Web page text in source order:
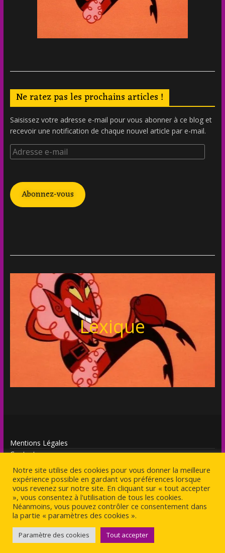
Ne ratez pas les prochains articles !
Saisissez votre adresse e-mail pour vous abonner à ce blog et
recevoir une notification de chaque nouvel article par e-mail.
Abonnez-vous
Lexique
Mentions Légales
Contact
Copyright © 2026Antagoniste. Tous droits réservés.
Theme
ColorMag
Notre site utilise des cookies pour vous donner la meilleure
expérience possible en gardant vos préférences lorsque
vous revenez sur notre site. En cliquant sur « tout accepter
», vous consentez à l'utilisation de tous les cookies.
Néanmoins, vous pouvez contrôler ce consentement dans
la partie « paramètres des cookies ».
Paramètre des cookies Tout accepter